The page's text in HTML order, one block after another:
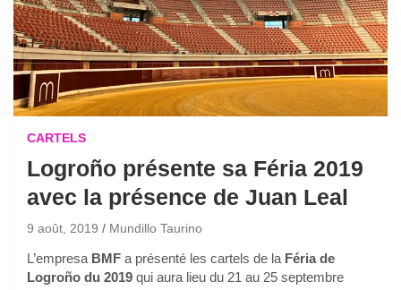
CARTELS
Logroño présente sa Féria 2019
avec la présence de Juan Leal
9 août, 2019 Mundillo Taurino
L’empresa BMF a présenté les cartels de la Féria de
Logroño du 2019 qui aura lieu du 21 au 25 septembre